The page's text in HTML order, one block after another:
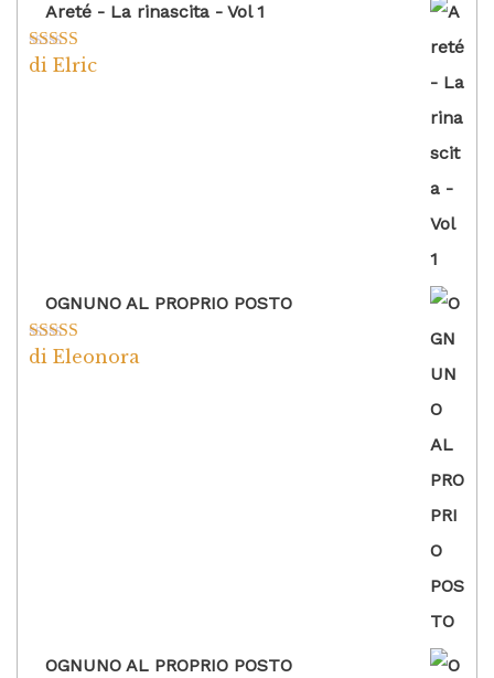
Areté - La rinascita - Vol 1
Valutato5
di Elric
OGNUNO AL PROPRIO POSTO
Valutato5su
di Eleonora
OGNUNO AL PROPRIO POSTO